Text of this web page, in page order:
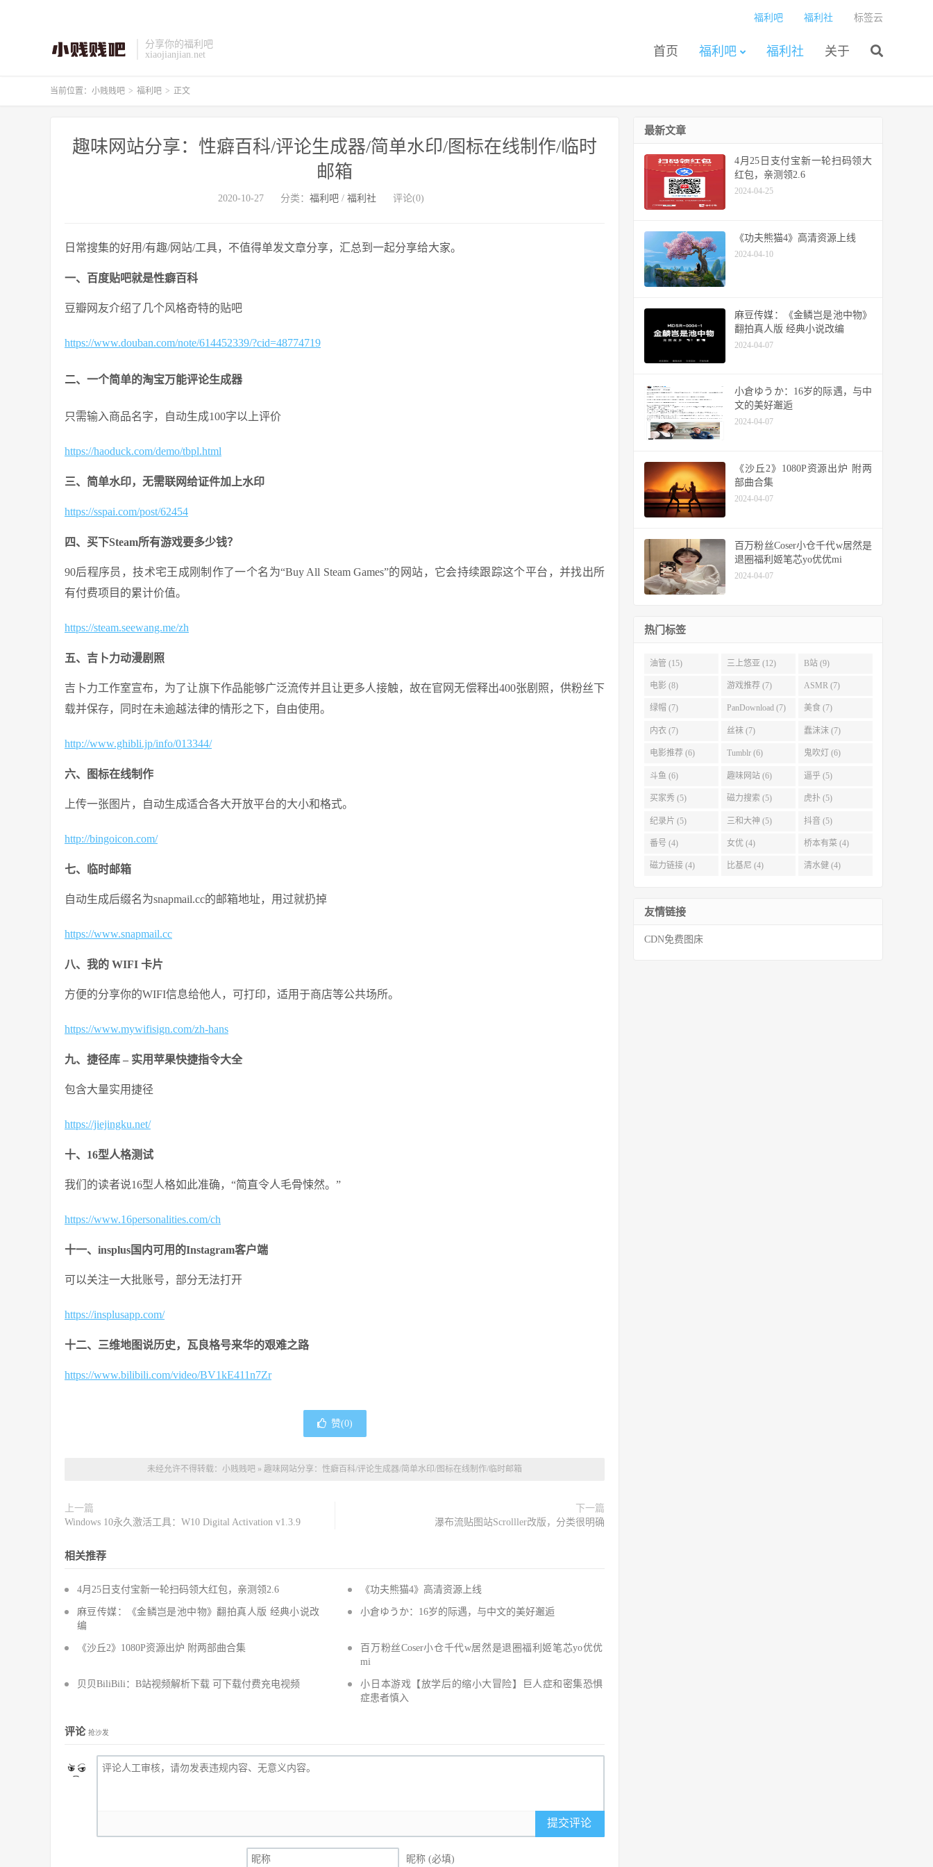
分享你的福利吧
xiaojianjian.net
首页 福利吧 福利社 关于
福利吧 福利社 标签云
当前位置： 小贱贱吧 > 福利吧 > 正文
趣味网站分享：性癖百科/评论生成器/简单水印/图标在线制作/临时
邮箱
2020-10-27 分类： 福利吧/ 福利社 评论(0)
日常搜集的好用/有趣/网站/工具，不值得单发文章分享，汇总到一起分享给大家。
一、百度贴吧就是性癖百科
豆瓣网友介绍了几个风格奇特的贴吧
https://www.douban.com/note/614452339/?cid=48774719
二、一个简单的淘宝万能评论生成器
只需输入商品名字，自动生成100字以上评价
https://haoduck.com/demo/tbpl.html
三、简单水印，无需联网给证件加上水印
https://sspai.com/post/62454
四、买下Steam所有游戏要多少钱？
90后程序员，技术宅王成刚制作了一个名为“Buy All Steam Games”的网站，它会持续跟踪这个平台，并找出所
有付费项目的累计价值。
https://steam.seewang.me/zh
五、吉卜力动漫剧照
吉卜力工作室宣布，为了让旗下作品能够广泛流传并且让更多人接触，故在官网无偿释出400张剧照，供粉丝下
载并保存，同时在未逾越法律的情形之下，自由使用。
http://www.ghibli.jp/info/013344/
六、图标在线制作
上传一张图片，自动生成适合各大开放平台的大小和格式。
http://bingoicon.com/
七、临时邮箱
自动生成后缀名为snapmail.cc的邮箱地址，用过就扔掉
https://www.snapmail.cc
八、我的 WIFI 卡片
方便的分享你的WIFI信息给他人，可打印，适用于商店等公共场所。
https://www.mywifisign.com/zh-hans
九、捷径库 – 实用苹果快捷指令大全
包含大量实用捷径
https://jiejingku.net/
十、16型人格测试
我们的读者说16型人格如此准确，“简直令人毛骨悚然。”
https://www.16personalities.com/ch
十一、insplus国内可用的Instagram客户端
可以关注一大批账号，部分无法打开
https://insplusapp.com/
十二、三维地图说历史，瓦良格号来华的艰难之路
https://www.bilibili.com/video/BV1kE411n7Zr
赞(0)
未经允许不得转载： 小贱贱吧 » 趣味网站分享：性癖百科/评论生成器/简单水印/图标在线制作/临时邮箱
上一篇
Windows 10永久激活工具：W10 Digital Activation v1.3.9
下一篇
瀑布流贴图站Scrolller改版，分类很明确
相关推荐
4月25日支付宝新一轮扫码领大红包，亲测领2.6 《功夫熊猫4》高清资源上线
麻豆传媒：《金鳞岂是池中物》翻拍真人版 经典小说改
编
小倉ゆうか：16岁的际遇，与中文的美好邂逅
《沙丘2》1080P资源出炉 附两部曲合集
百万粉丝Coser小仓千代w居然是退圈福利姬笔芯yo优优
mi
贝贝BiliBili：B站视频解析下载 可下载付费充电视频
小日本游戏【放学后的缩小大冒险】巨人症和密集恐惧
症患者慎入
评论 抢沙发
提交评论
昵称 (必填)
最新文章
4月25日支付宝新一轮扫码领大
红包，亲测领2.6
2024-04-25
《功夫熊猫4》高清资源上线
2024-04-10
麻豆传媒：《金鳞岂是池中物》
翻拍真人版 经典小说改编
2024-04-07
小倉ゆうか：16岁的际遇，与中
文的美好邂逅
2024-04-07
《沙丘2》1080P资源出炉 附两
部曲合集
2024-04-07
百万粉丝Coser小仓千代w居然是
退圈福利姬笔芯yo优优mi
2024-04-07
热门标签
油管 (15) 三上悠亚 (12) B站 (9)
电影 (8) 游戏推荐 (7) ASMR (7)
绿帽 (7) PanDownload (7) 美食 (7)
内衣 (7) 丝袜 (7) 蠢沫沫 (7)
电影推荐 (6) Tumblr (6) 鬼吹灯 (6)
斗鱼 (6) 趣味网站 (6) 逼乎 (5)
买家秀 (5) 磁力搜索 (5) 虎扑 (5)
纪录片 (5) 三和大神 (5) 抖音 (5)
番号 (4) 女优 (4) 桥本有菜 (4)
磁力链接 (4) 比基尼 (4) 清水健 (4)
友情链接
CDN免费图床